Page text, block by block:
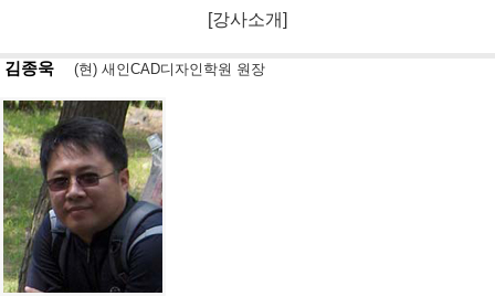
[강사소개]
김종욱 (현) 새인CAD디자인학원 원장